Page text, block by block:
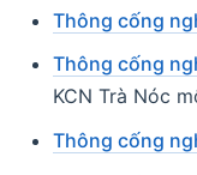
Thông cống
Thông cống
KCN Trà Nóc
Thông cống